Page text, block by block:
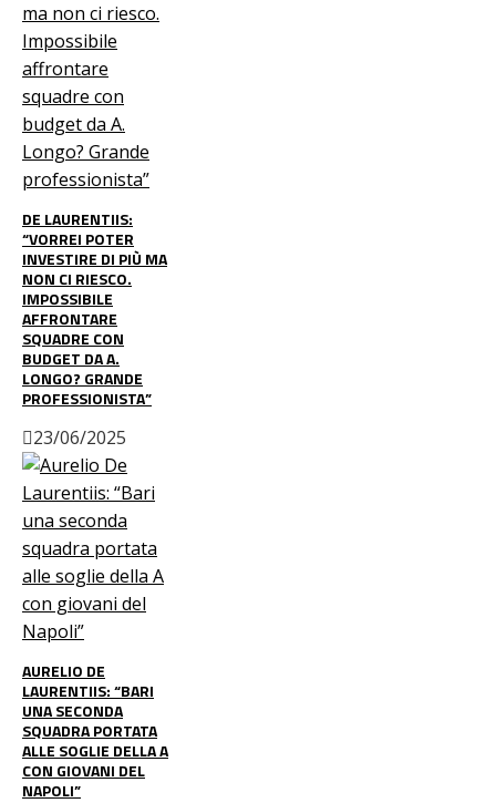
DE LAURENTIIS:
“VORREI POTER
INVESTIRE DI PIÙ MA
NON CI RIESCO.
IMPOSSIBILE
AFFRONTARE
SQUADRE CON
BUDGET DA A.
LONGO? GRANDE
PROFESSIONISTA”
23/06/2025
AURELIO DE
LAURENTIIS: “BARI
UNA SECONDA
SQUADRA PORTATA
ALLE SOGLIE DELLA A
CON GIOVANI DEL
NAPOLI”